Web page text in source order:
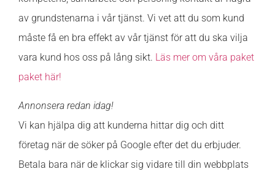
av grundstenarna i vår tjänst. Vi vet att du som kund
måste få en bra effekt av vår tjänst för att du ska vilja
vara kund hos oss på lång sikt. Läs mer om våra paket
paket här!
Annonsera redan idag!
Vi kan hjälpa dig att kunderna hittar dig och ditt
företag när de söker på Google efter det du erbjuder.
Betala bara när de klickar sig vidare till din webbplats